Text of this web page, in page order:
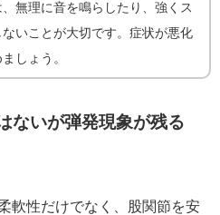
無理に音を鳴らしたり、強くス
ないことが大切です。症状が悪化
しょう。
ないが弾発現象が残る
軟性だけでなく、股関節を安